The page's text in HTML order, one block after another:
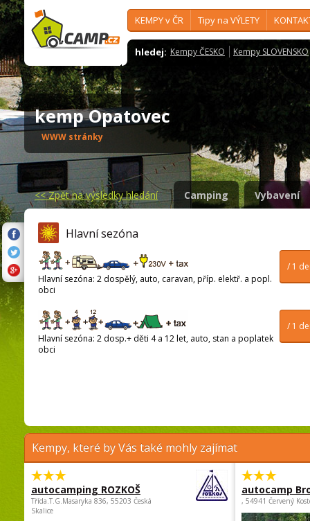
KEMPY v ČR Tipy na VÝLETY
hledej: Kempy ČESKO Kempy SLOVENSKO
kemp Opatovec
WWW stránky
<<Zpět na výsledky hledání Camping Vybavení
Hlavní sezóna
/ 1
Hlavní sezóna: 2 dospělý, auto, caravan, příp. elektř. a popl.
obci
/ 1
Hlavní sezóna: 2 dosp.+ děti 4 a 12 let, auto, stan a poplatek
obci
Kempy, které by Vás také mohly zajímat
autocamping ROZKOŠ
Třída.T.G.Masaryka 836, 55203 Česká
Skalice
autocamp
, 54941 Červený